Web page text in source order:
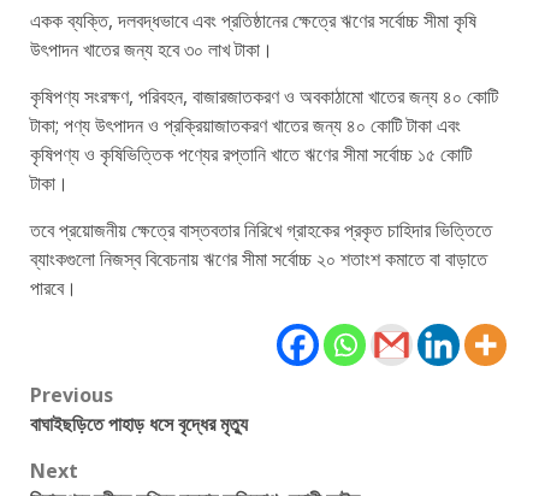
একক ব্যক্তি, দলবদ্ধভাবে এবং প্রতিষ্ঠানের ক্ষেত্রে ঋণের সর্বোচ্চ সীমা কৃষি
উৎপাদন খাতের জন্য হবে ৩০ লাখ টাকা।
কৃষিপণ্য সংরক্ষণ, পরিবহন, বাজারজাতকরণ ও অবকাঠামো খাতের জন্য ৪০ কোটি
টাকা; পণ্য উৎপাদন ও প্রক্রিয়াজাতকরণ খাতের জন্য ৪০ কোটি টাকা এবং
কৃষিপণ্য ও কৃষিভিত্তিক পণ্যের রপ্তানি খাতে ঋণের সীমা সর্বোচ্চ ১৫ কোটি
টাকা।
তবে প্রয়োজনীয় ক্ষেত্রে বাস্তবতার নিরিখে গ্রাহকের প্রকৃত চাহিদার ভিত্তিতে
ব্যাংকগুলো নিজস্ব বিবেচনায় ঋণের সীমা সর্বোচ্চ ২০ শতাংশ কমাতে বা বাড়াতে
পারবে।
Post
navigation
Previous
বাঘাইছড়িতে পাহাড় ধসে বৃদ্ধের মৃত্যু
Next